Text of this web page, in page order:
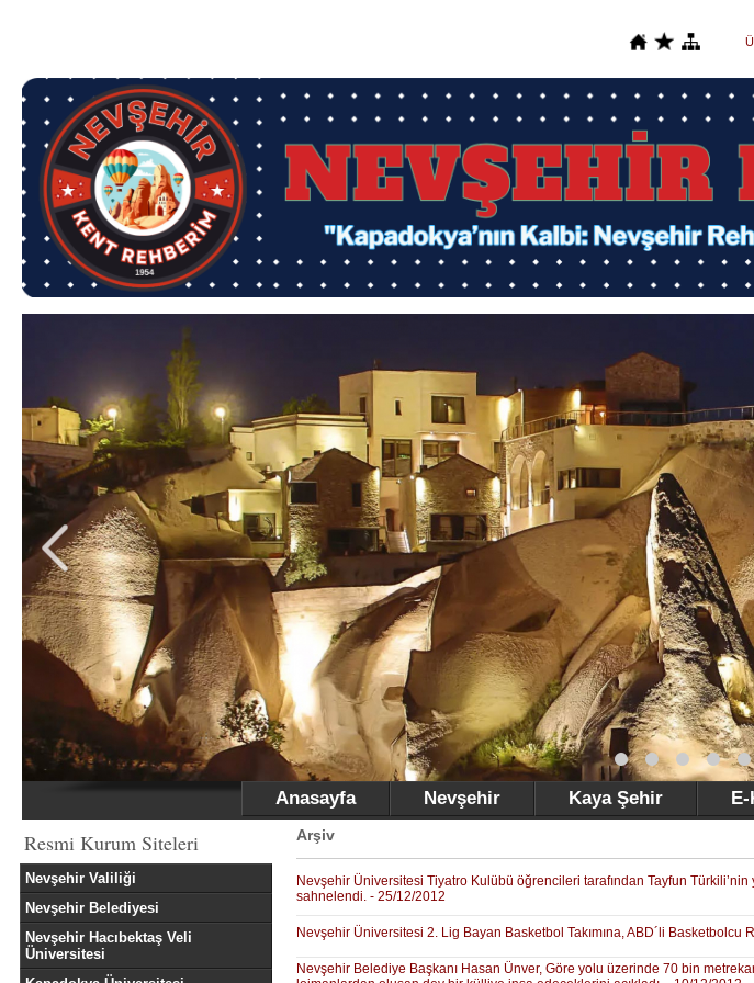
Anasayfa Nevşehir Kaya Şehir
Resmi Kurum Siteleri
Nevşehir Valiliği
Nevşehir Belediyesi
Nevşehir Hacıbektaş Veli
Üniversitesi
Arşiv
Nevşehir Üniversitesi Tiyatro Kulübü öğrencileri tarafından Tayfun
sahnelendi. - 25/12/2012
Nevşehir Üniversitesi 2. Lig Bayan Basketbol Takımına, ABD´li
Nevşehir Belediye Başkanı Hasan Ünver, Göre yolu üzerinde 70 bin